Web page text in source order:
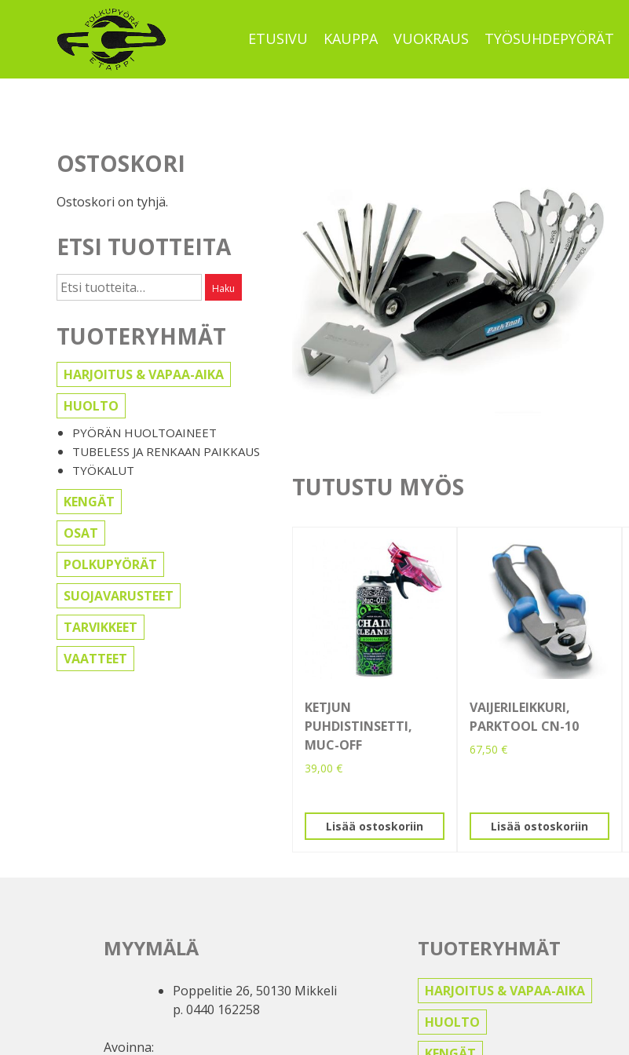
ETUSIVU KAUPPA VUOKRAUS TYÖSUHDEPYÖRÄT
OSTOSKORI
Ostoskori on tyhjä.
ETSI TUOTTEITA
Etsi: Haku
TUOTERYHMÄT
HARJOITUS & VAPAA-AIKA
HUOLTO
PYÖRÄN HUOLTOAINEET
TUBELESS JA RENKAAN PAIKKAUS
TYÖKALUT
KENGÄT
OSAT
POLKUPYÖRÄT
SUOJAVARUSTEET
TARVIKKEET
VAATTEET
TUTUSTU MYÖS
KETJUN
PUHDISTINSETTI,
MUC-OFF
39,00 €
Lisää ostoskoriin
VAIJERILEIKKURI,
PARKTOOL CN-10
67,50 €
Lisää ostoskoriin
MYYMÄLÄ
Poppelitie 26, 50130 Mikkeli
p. 0440 162258
Avoinna:
TUOTERYHMÄT
HARJOITUS & VAPAA-AIKA
HUOLTO